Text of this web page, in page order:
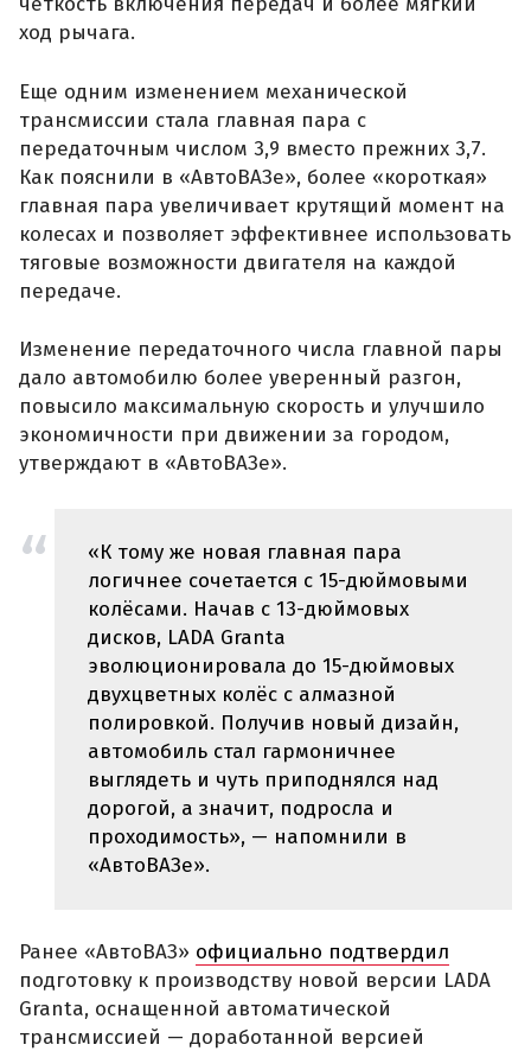
ход рычага.
Еще одним изменением механической
трансмиссии стала главная пара с
передаточным числом 3,9 вместо прежних 3,7.
Как пояснили в «АвтоВАЗе», более «короткая»
главная пара увеличивает крутящий момент на
колесах и позволяет эффективнее использовать
тяговые возможности двигателя на каждой
передаче.
Изменение передаточного числа главной пары
дало автомобилю более уверенный разгон,
повысило максимальную скорость и улучшило
экономичности при движении за городом,
утверждают в «АвтоВАЗе».
«К тому же новая главная пара
логичнее сочетается с 15-дюймовыми
колёсами. Начав с 13-дюймовых
дисков, LADA Granta
эволюционировала до 15-дюймовых
двухцветных колёс с алмазной
полировкой. Получив новый дизайн,
автомобиль стал гармоничнее
выглядеть и чуть приподнялся над
дорогой, а значит, подросла и
проходимость», — напомнили в
«АвтоВАЗе».
Ранее «АвтоВАЗ» официально подтвердил
подготовку к производству новой версии LADA
Granta, оснащенной автоматической
трансмиссией — доработанной версией